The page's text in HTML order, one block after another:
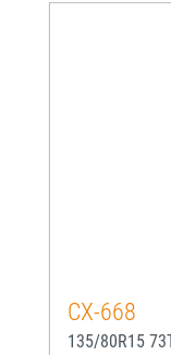
CX-668
135/80R15